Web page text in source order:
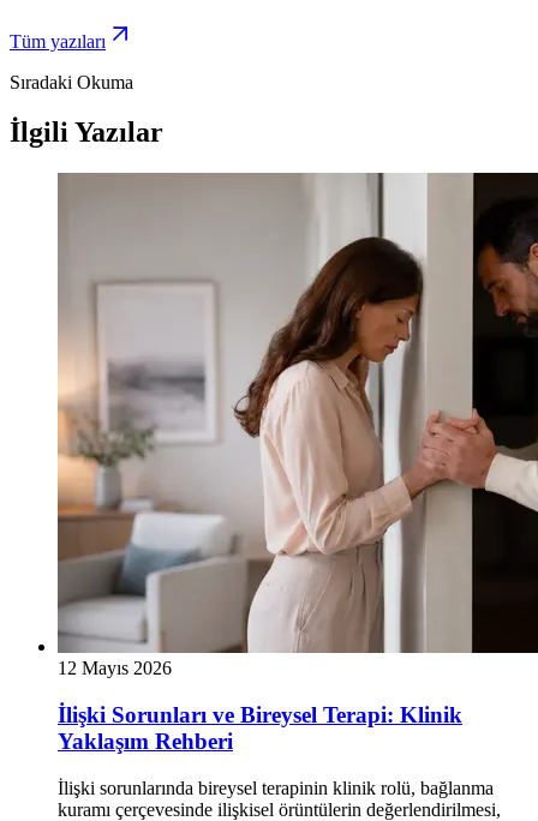
Tüm yazıları
Sıradaki Okuma
İlgili Yazılar
12 Mayıs 2026
İlişki Sorunları ve Bireysel Terapi: Klinik
Yaklaşım Rehberi
İlişki sorunlarında bireysel terapinin klinik rolü, bağlanma
kuramı çerçevesinde ilişkisel örüntülerin değerlendirilmesi,